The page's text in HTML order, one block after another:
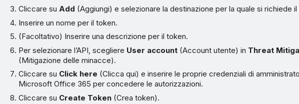
Cliccare suAdd (Aggiungi) e selezionare la destinazione per la quale si richiede
Inserire un nome per il token.
(Facoltativo) Inserire una descrizione per il token.
Per selezionare l’API, scegliere User account (Account utente) in Threat
(Mitigazione delle minacce).
Cliccare su Click here (Clicca qui) e inserire le proprie credenziali di
Microsoft Office 365 per concedere le autorizzazioni.
Cliccare su Create Token (Crea token).